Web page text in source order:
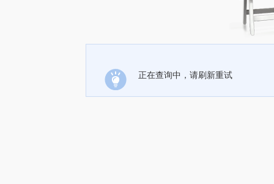
正在查询中，请刷新重试